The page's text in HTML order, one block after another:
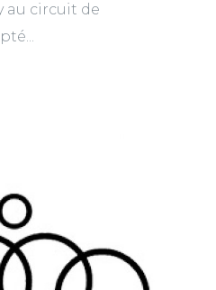
au circuit de